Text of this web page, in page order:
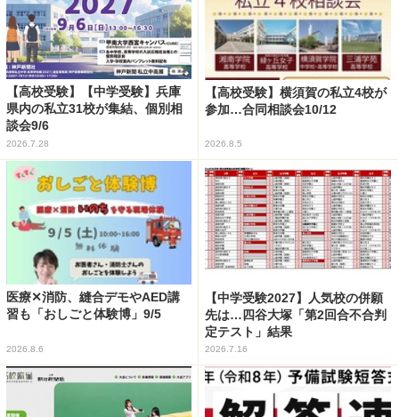
【高校受験】【中学受験】兵庫
県内の私立31校が集結、個別相
談会9/6
2026.7.28
【高校受験】横須賀の私立4校が
参加…合同相談会10/12
2026.8.5
医療✕消防、縫合デモやAED講
習も「おしごと体験博」9/5
2026.8.6
【中学受験2027】人気校の併願
先は…四谷大塚「第2回合不合判
定テスト」結果
2026.7.16